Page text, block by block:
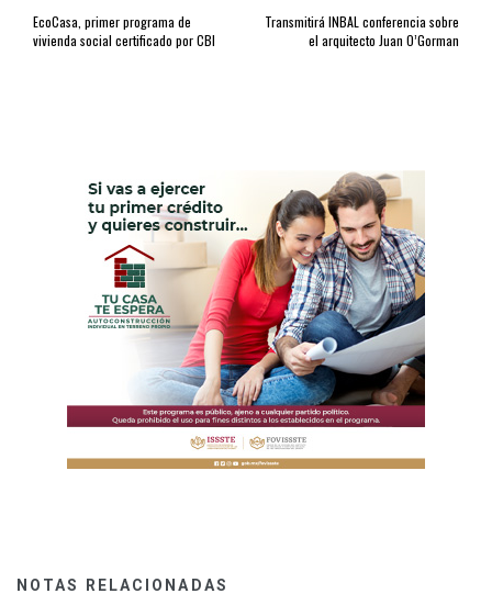
EcoCasa, primer programa de
vivienda social certificado por CBI
Transmitirá INBAL conferencia sobre
el arquitecto Juan O’Gorman
NOTAS RELACIONADAS